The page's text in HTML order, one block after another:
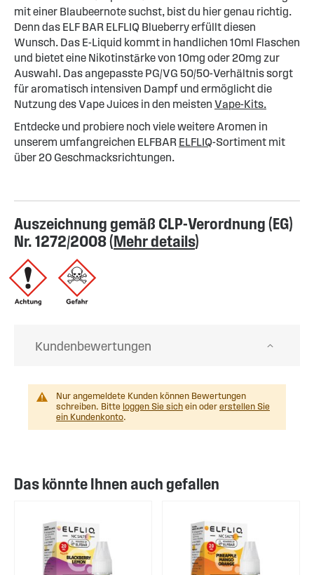
mit einer Blaubeernote suchst, bist du hier genau richtig.
Denn das ELF BAR ELFLIQ Blueberry erfüllt diesen
Wunsch. Das E-Liquid kommt in handlichen 10ml Flaschen
und bietet eine Nikotinstärke von 10mg oder 20mg zur
Auswahl. Das angepasste PG/VG 50/50-Verhältnis sorgt
für aromatisch intensiven Dampf und ermöglicht die
Nutzung des Vape Juices in den meisten Vape-Kits.
Entdecke und probiere noch viele weitere Aromen in
unserem umfangreichen ELFBAR ELFLIQ-Sortiment mit
über 20 Geschmacksrichtungen.
Auszeichnung gemäß CLP-Verordnung (EG)
Nr. 1272/2008 (Mehr details)
Kundenbewertungen
Nur angemeldete Kunden können Bewertungen
schreiben. Bitte loggen Sie sich ein oder erstellen Sie
ein Kundenkonto.
Das könnte Ihnen auch gefallen